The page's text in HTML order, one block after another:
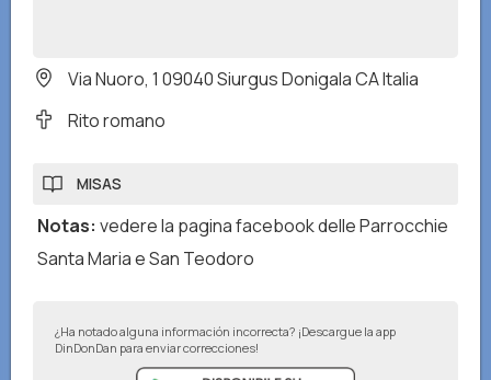
Via Nuoro, 1 09040 Siurgus Donigala CA Italia
Rito romano
MISAS
Notas: vedere la pagina facebook delle Parrocchie
Santa Maria e San Teodoro
¿Ha notado alguna información incorrecta? ¡Descargue la app
DinDonDan para enviar correcciones!